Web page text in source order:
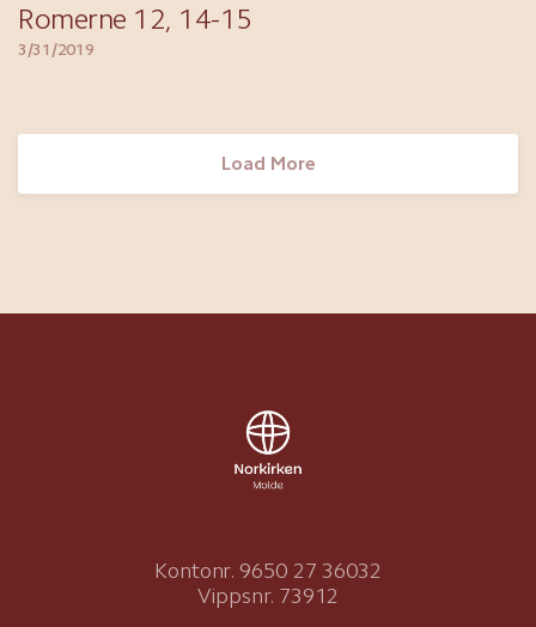
Romerne 12, 14-15
3/31/2019
Load More
Kontonr. 9650 27 36032
Vippsnr. 73912